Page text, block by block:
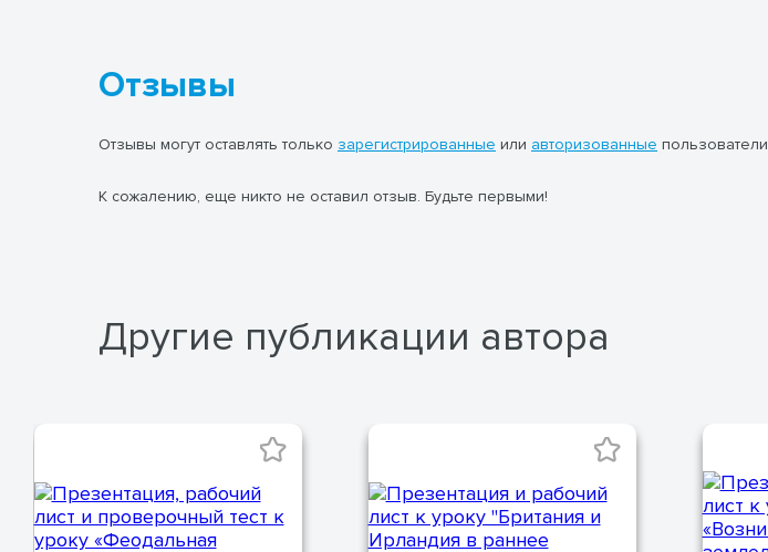
Отзывы
Отзывы могут оставлять только зарегистрированные или авторизованные пользователи
К сожалению, еще никто не оставил отзыв. Будьте первыми!
Другие публикации автора